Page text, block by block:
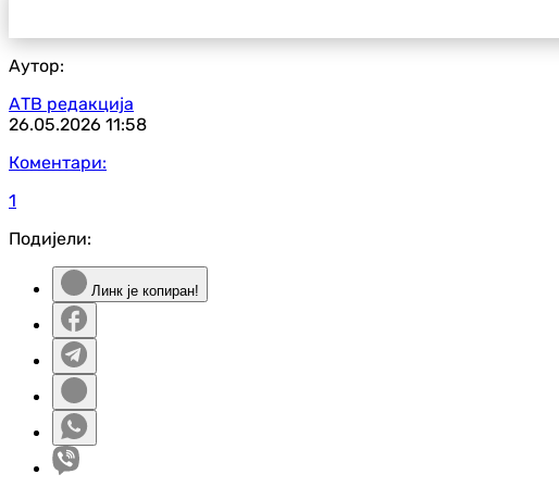
Аутор:
АТВ редакција
26.05.2026 11:58
Коментари:
1
Подијели:
Линк је копиран!